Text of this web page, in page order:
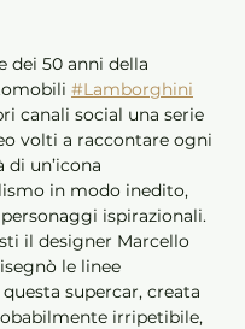
dei 50 anni della
#Lamborghini
canali social una serie
volti a raccontare ogni
di un’icona
in modo inedito,
ispirazionali.
il designer Marcello
le linee
supercar, creata
irripetibile,